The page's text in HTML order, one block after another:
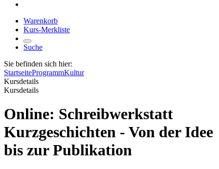
Warenkorb
Kurs-Merkliste
Suche
Sie befinden sich hier:
StartseiteProgrammKultur
Kursdetails
Kursdetails
Online: Schreibwerkstatt
Kurzgeschichten - Von der Idee
bis zur Publikation